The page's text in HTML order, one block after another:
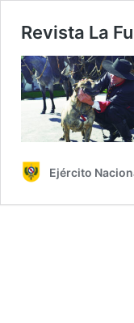
Revista La
Ejército